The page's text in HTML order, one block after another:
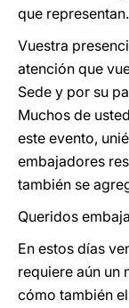
que representan.
Vuestra
atención que
Sede y por su
Muchos de
este evento,
embajadores
también se
Queridos
En estos días
requiere aún un
cómo también